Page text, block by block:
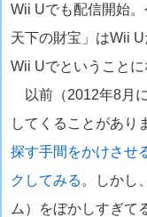
Wii Uでも配信開始
天下の財宝」はWii
Wii Uでということに
以前（2012年8月
してくることがあり
探す手間をかけさせ
クしてみる 。しかし
ム）をぼかしすぎて